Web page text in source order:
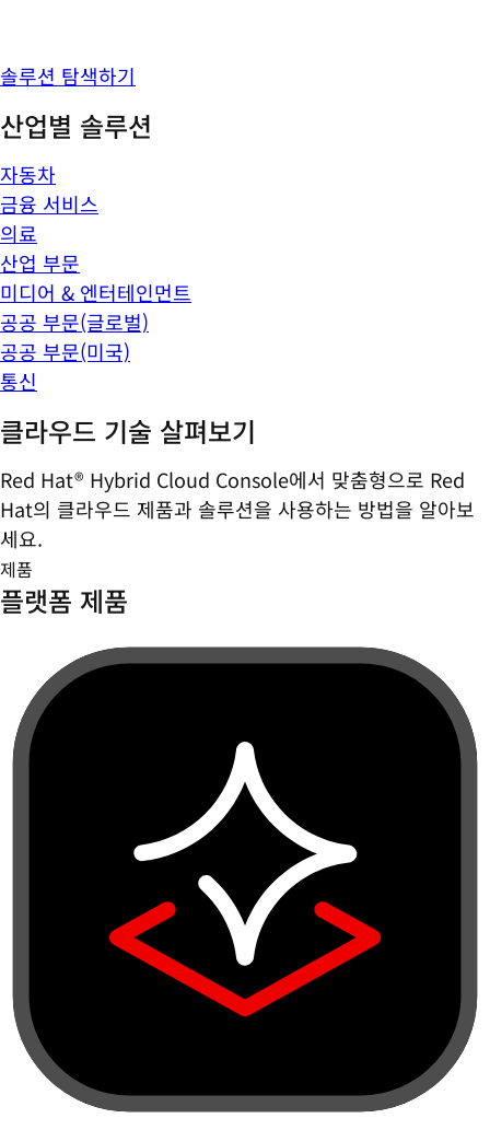
솔루션 탐색하기
산업별 솔루션
자동차
금융 서비스
의료
산업 부문
미디어 & 엔터테인먼트
공공 부문(글로벌)
공공 부문(미국)
통신
클라우드 기술 살펴보기
Red Hat® Hybrid Cloud Console에서 맞춤형으로 Red
Hat의 클라우드 제품과 솔루션을 사용하는 방법을 알아보
세요.
제품
플랫폼 제품